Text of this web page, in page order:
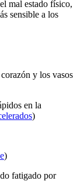
mal estado físico,
sensible a los
y los vasos
en la
)
)
fatigado por